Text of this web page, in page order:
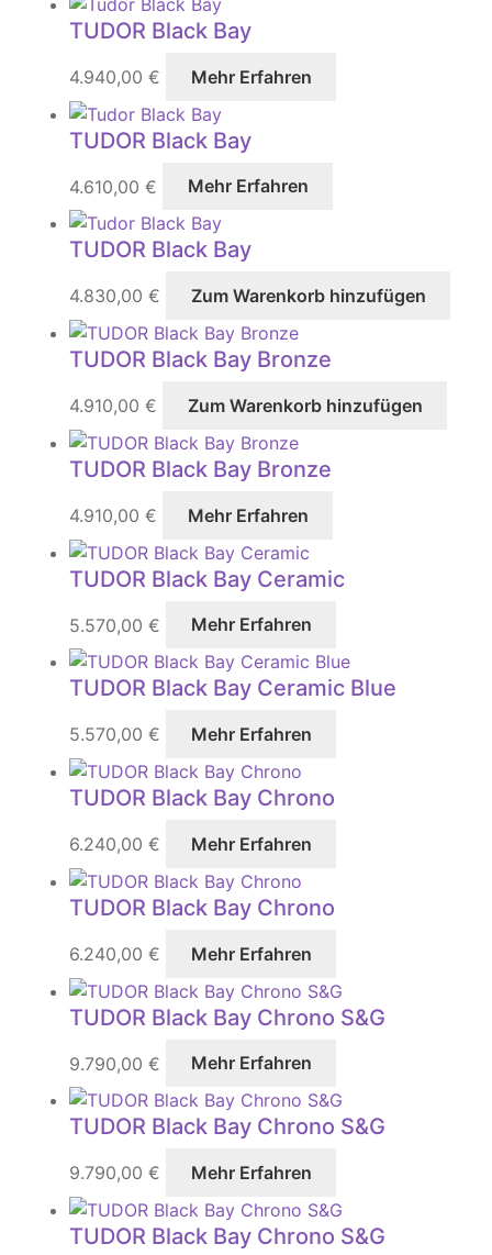
TUDOR Black Bay
4.940,00 € Mehr Erfahren
TUDOR Black Bay
4.610,00 € Mehr Erfahren
TUDOR Black Bay
4.830,00 € Zum Warenkorb hinzufügen
TUDOR Black Bay Bronze
4.910,00 € Zum Warenkorb hinzufügen
TUDOR Black Bay Bronze
4.910,00 € Mehr Erfahren
TUDOR Black Bay Ceramic
5.570,00 € Mehr Erfahren
TUDOR Black Bay Ceramic Blue
5.570,00 € Mehr Erfahren
TUDOR Black Bay Chrono
6.240,00 € Mehr Erfahren
TUDOR Black Bay Chrono
6.240,00 € Mehr Erfahren
TUDOR Black Bay Chrono S&G
9.790,00 € Mehr Erfahren
TUDOR Black Bay Chrono S&G
9.790,00 € Mehr Erfahren
TUDOR Black Bay Chrono S&G